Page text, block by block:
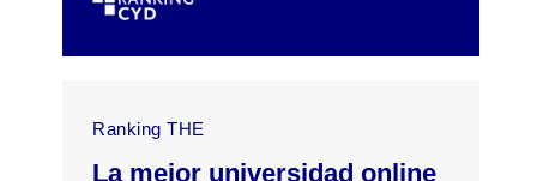
Ranking THE
La mejor universidad online